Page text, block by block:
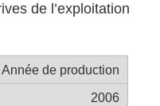
de l’exploitation
Année de production
2006